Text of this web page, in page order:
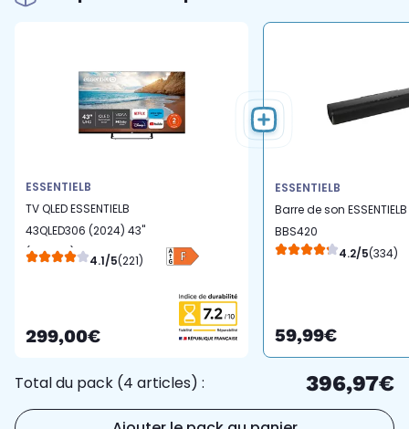
ESSENTIELB
TV QLED ESSENTIELB
43QLED306 (2024) 43"
(109 cm) 4K - Smart TV
4.1/5(221)
299,00€
ESSENTIELB
Barre de son ESSENTIELB
BBS420
4.2/5(334)
59,99€
Total du pack (4 articles) : 396,97€